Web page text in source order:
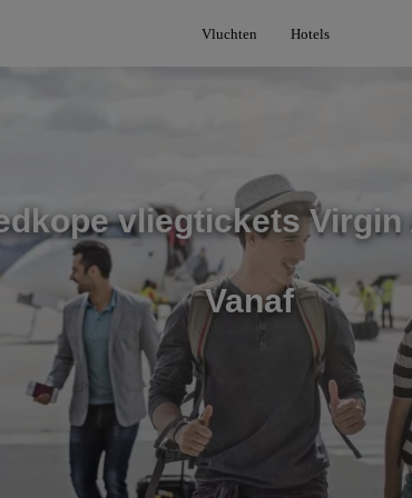
Vluchten Hotels
vliegtickets
Vanaf